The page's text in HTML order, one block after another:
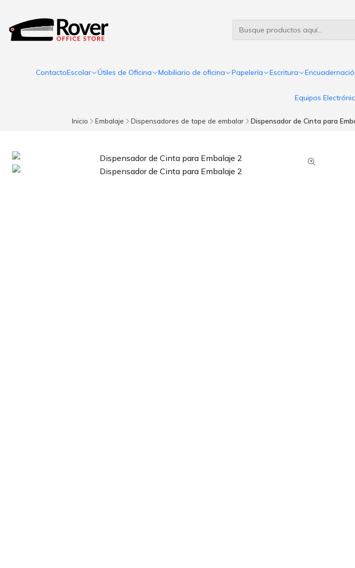
ContactoEscolar Útiles de Oficina Mobiliario de oficina Papelería Escritura
Equipos
Inicio Embalaje Dispensadores de tape de embalar Dispensador de Cinta para